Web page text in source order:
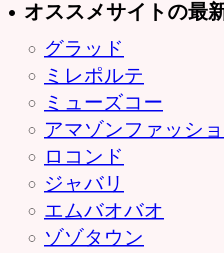
オススメサイトの最
グラッド
ミレポルテ
ミューズコー
アマゾンファッシ
ロコンド
ジャバリ
エムバオバオ
ゾゾタウン